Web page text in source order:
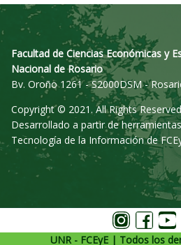
Facultad de Ciencias Económicas y
Nacional de Rosario
Bv. Oroño 1261 - S2000DSM -
Copyright © 2021. All Rights
Desarrollado a partir de
Tecnología de la Información de
UNR - FCEyE | Todos los